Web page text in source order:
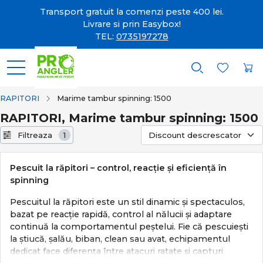
Transport gratuit la comenzi peste 400 lei.
Livrare si prin Easybox!
TEL: 0735197278
RAPITORI Marime tambur spinning: 1500
RAPITORI, Marime tambur spinning: 1500
Filtreaza 1
Pescuit la răpitori – control, reacție și eficiență în
spinning
Pescuitul la răpitori este un stil dinamic și spectaculos,
bazat pe reacție rapidă, control al nălucii și adaptare
continuă la comportamentul peștelui. Fie că pescuiești
la știucă, șalău, biban, clean sau avat, echipamentul
dedicat face diferența între atacuri ratate și capturi